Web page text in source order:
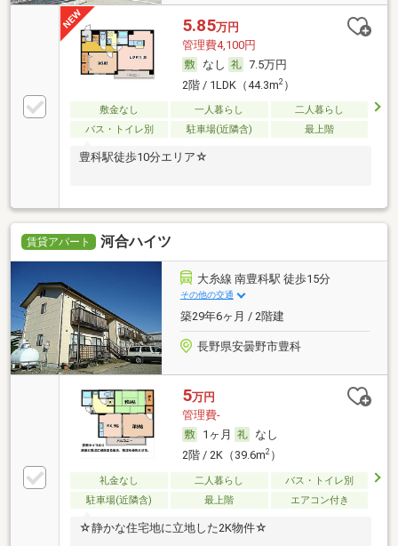
5.85万円
管理費4,100円
なし
7.5万円
2階 / 1LDK（44.3m2）
敷金なし 一人暮らし
二人暮らし
バス・トイレ別
駐車場(近隣含) 最上階
豊科駅徒歩10分エリア☆
賃貸アパート 河合ハイツ
大糸線 南豊科駅 徒歩15分
その他の交通
築29年6ヶ月 / 2階建
長野県安曇野市豊科
5万円
管理費-
1ヶ月
なし
2階 / 2K（39.6m2）
礼金なし 二人暮らし
バス・トイレ別
駐車場(近隣含)
最上階 エアコン付き
☆静かな住宅地に立地した2K物件☆